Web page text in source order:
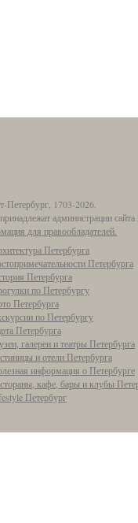
1703-2026.
администрации
для правообладателей.
Петербурга
Петербурга
Петербурга
по Петербургу
Петербурга
по Петербургу
Петербурга
галереи и театры Петербурга
и отели Петербурга
информация о Петербурге
кафе, бары и клубы
Петербург